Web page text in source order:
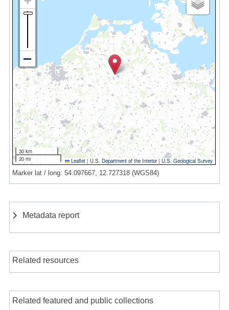
30 km
20 mi
Leaflet | U.S. Department of the Interior|U.S. Geological Survey
Marker lat / long: 54.097667, 12.727318 (WGS84)
Metadata report
Related resources
Related featured and public collections